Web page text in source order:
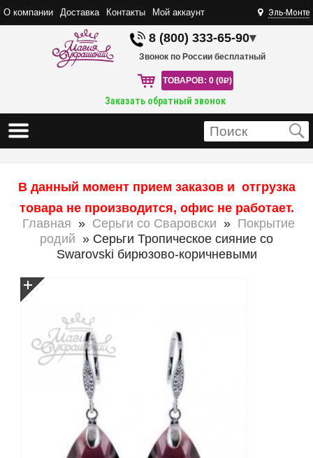
О компании Доставка Контакты Мой аккаунт Эль-Монте
8 (800) 333-65-90▾
Звонок по России бесплатный
ТОВАРОВ: 0 (0R)
Заказать обратный звонок
В данный момент прием заказов и отгрузка
товара не производится, офис не работает.
Главная » Серьги со Сваровски » Покрытие
родий » Серьги Тропическое сияние со
Swarovski бирюзово-коричневыми